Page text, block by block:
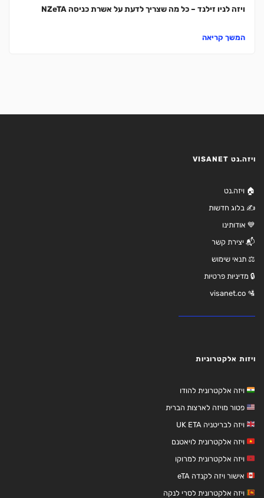
ויזה לניו זילנד – כל מה שצריך לדעת על אשרת כניסה NZeTA
המשך קריאה
ויזה.נט VISANET
🏠 ויזה.נט
✍️ בלוג חדשות
💙 אודותינו
📬 יצירת קשר
⚖️ תנאי שימוש
🔒 מדיניות פרטיות
🛂 visanet.co
ויזות אלקטרוניות
ויזה אלקטרונית להודו
פטור מויזה לארצות הברית
ויזה לבריטניה UK ETA
ויזה אלקטרונית לויאטנם
ויזה אלקטרונית למרוקו
אישור ויזה לקנדה eTA
ויזה אלקטרונית לסרי לנקה